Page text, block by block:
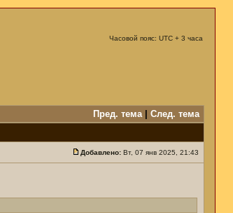
Часовой пояс: UTC + 3 часа
Пред. тема| След. тема
Добавлено: Вт, 07 янв 2025, 21:43